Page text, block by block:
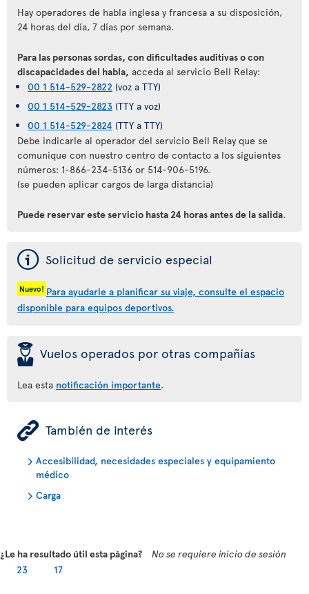
Hay operadores de habla inglesa y francesa a su disposición,
24 horas del día, 7 días por semana.
Para las personas sordas, con dificultades auditivas o con
discapacidades del habla, acceda al servicio Bell Relay:
00 1 514-529-2822 (voz a TTY)
00 1 514-529-2823 (TTY a voz)
00 1 514-529-2824 (TTY a TTY)
Debe indicarle al operador del servicio Bell Relay que se
comunique con nuestro centro de contacto a los siguientes
números: 1-866-234-5136 or 514-906-5196.
(se pueden aplicar cargos de larga distancia)
Puede reservar este servicio hasta 24 horas antes de la salida.
ý Solicitud de servicio especial
Nuevo! Para ayudarle a planificar su viaje, consulte el espacio
disponible para equipos deportivos.
þ Vuelos operados por otras compañías
Lea esta notificación importante.
ÿ También de interés
Accesibilidad, necesidades especiales y equipamiento
médico
Carga
¿Le ha resultado útil esta página?
No se requiere inicio de sesión
23
17